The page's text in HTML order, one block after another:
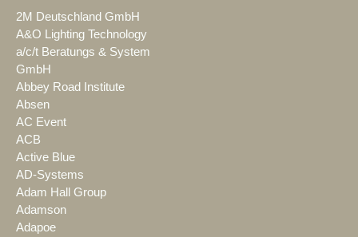
2M Deutschland GmbH
A&O Lighting Technology
a/c/t Beratungs & System
GmbH
Abbey Road Institute
Absen
AC Event
ACB
Active Blue
AD-Systems
Adam Hall Group
Adamson
Adapoe